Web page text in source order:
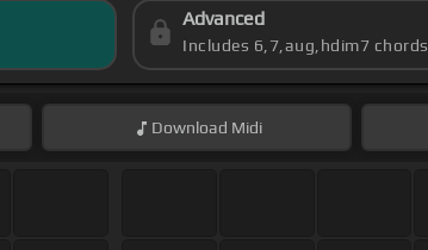
Advanced
Includes 6,7,aug,hdim7 chords
Download Midi